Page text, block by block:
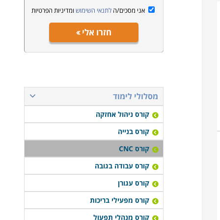
אני מסכים/הלתנאי השימוש ומדיניות הפרטיות
חזרו אלי
מסלולי לימוד
קורס ניהול אחזקה
קורס בנייה
קורס CNC
קורס עבודה בגובה
קורס עגורן
קורס מפעילי בריכות
קורס מנהלי תפעול